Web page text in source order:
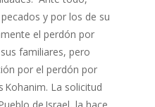
y por los de su
el perdón por
familiares, pero
por el perdón por
Kohanim. La solicitud